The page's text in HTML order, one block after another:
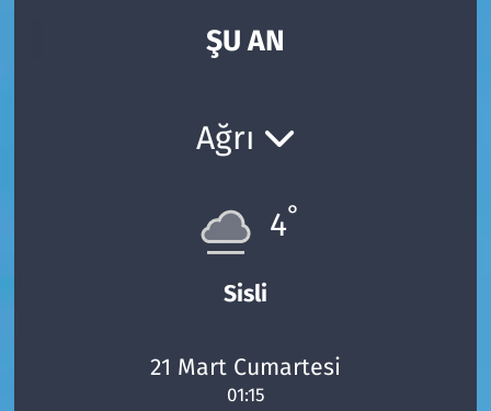
ŞU AN
Ağrı
4°
Sisli
21 Mart Cumartesi
01:15